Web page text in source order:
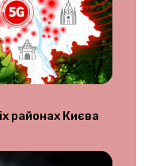
районах Києва